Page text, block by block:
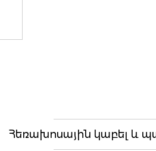
Հեռախոսային կաբել և